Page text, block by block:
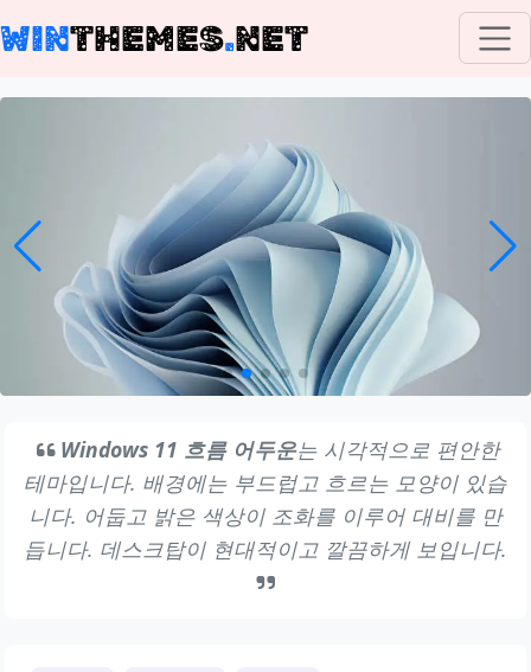
WINTHEMES.NET
Windows 11 흐름 어두운는 시각적으로 편안한
테마입니다. 배경에는 부드럽고 흐르는 모양이 있습
니다. 어둡고 밝은 색상이 조화를 이루어 대비를 만
듭니다. 데스크탑이 현대적이고 깔끔하게 보입니다.